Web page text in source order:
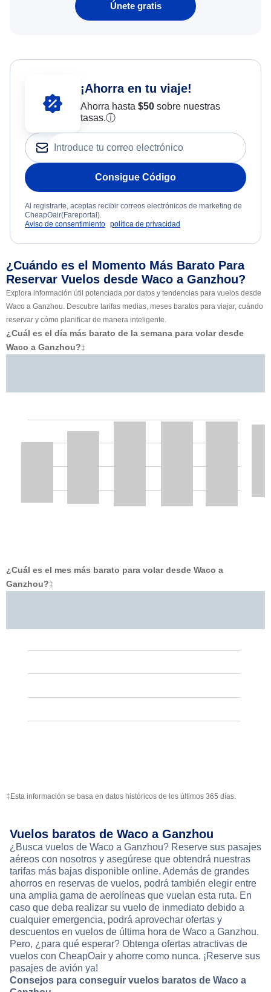
Únete gratis
¡Ahorra en tu viaje!
Ahorra hasta $50sobre nuestras
tasas.ⓘ
Consigue Código
Al registrarte, aceptas recibir correos electrónicos de marketing de
CheapOair(Fareportal).
Aviso de consentimiento política de privacidad
¿Cuándo es el Momento Más Barato Para
Reservar Vuelos desde Waco a Ganzhou?
Explora información útil potenciada por datos y tendencias para vuelos desde
Waco a Ganzhou. Descubre tarifas medias, meses baratos para viajar, cuándo
reservar y cómo planificar de manera inteligente.
¿Cuál es el día más barato de la semana para volar desde
Waco a Ganzhou?‡
¿Cuál es el mes más barato para volar desde Waco a
Ganzhou?‡
‡Esta información se basa en datos históricos de los últimos 365 días.
Vuelos baratos de Waco a Ganzhou
¿Busca vuelos de Waco a Ganzhou? Reserve sus pasajes
aéreos con nosotros y asegúrese que obtendrá nuestras
tarifas más bajas disponible online. Además de grandes
ahorros en reservas de vuelos, podrá también elegir entre
una amplia gama de aerolíneas que vuelan esta ruta. En
caso que deba realizar su vuelo de inmediato debido a
cualquier emergencia, podrá aprovechar ofertas y
descuentos en vuelos de última hora de Waco a Ganzhou.
Pero, ¿para qué esperar? Obtenga ofertas atractivas de
vuelos con CheapOair y ahorre como nunca. ¡Reserve sus
pasajes de avión ya!
Consejos para conseguir vuelos baratos de Waco a